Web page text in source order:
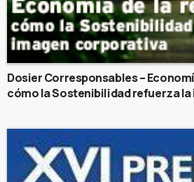
Dosier Corresponsables –
cómo la Sostenibilidad refuerza